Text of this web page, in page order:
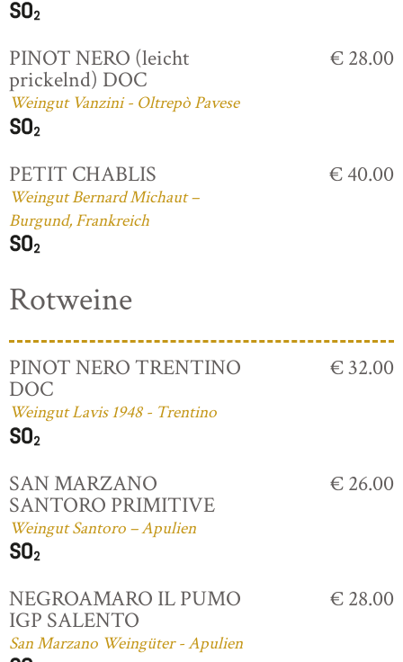
PINOT NERO (leicht
prickelnd) DOC
Weingut Vanzini - Oltrepò Pavese
€ 28.00
PETIT CHABLIS
Weingut Bernard Michaut –
Burgund, Frankreich
€ 40.00
Rotweine
PINOT NERO TRENTINO
DOC
Weingut Lavis 1948 - Trentino
€ 32.00
SAN MARZANO
SANTORO PRIMITIVE
Weingut Santoro – Apulien
€ 26.00
NEGROAMARO IL PUMO
IGP SALENTO
San Marzano Weingüter - Apulien
€ 28.00